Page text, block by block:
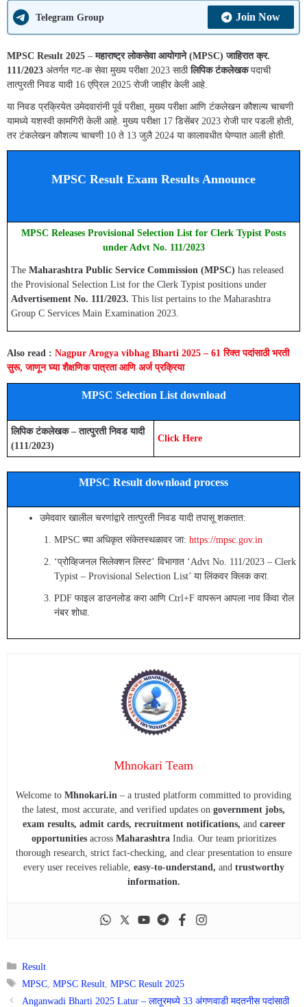
Telegram Group Join Now
MPSC Result 2025 –महाराष्ट्र लोकसेवा आयोगाने (MPSC) जाहिरात क्र.
111/2023 अंतर्गत गट-क सेवा मुख्य परीक्षा 2023 साठीलिपिक टंकलेखकपदाची
तात्पुरती निवड यादी 16 एप्रिल 2025 रोजी जाहीर केली आहे.
या निवड प्रक्रियेत उमेदवारांनी पूर्व परीक्षा, मुख्य परीक्षा आणि टंकलेखन कौशल्य चाचणी
यामध्ये यशस्वी कामगिरी केली आहे. मुख्य परीक्षा 17 डिसेंबर 2023 रोजी पार पडली होती,
तर टंकलेखन कौशल्य चाचणी 10 ते 13 जुलै 2024 या कालावधीत घेण्यात आली होती.
MPSC Result Exam Results Announce
MPSC Releases Provisional Selection List for Clerk Typist Posts
under Advt No. 111/2023
The Maharashtra Public Service Commission (MPSC) has released
the Provisional Selection List for the Clerk Typist positions under
Advertisement No. 111/2023. This list pertains to the Maharashtra
Group C Services Main Examination 2023.
Also read : Nagpur Arogya vibhag Bharti 2025 – 61 रिक्त पदांसाठी भरती
सुरू, जाणून घ्या शैक्षणिक पात्रता आणि अर्ज प्रक्रिया
MPSC Selection List download
लिपिक टंकलेखक – तात्पुरती निवड यादी
(111/2023)
Click Here
MPSC Result download process
उमेदवार खालील चरणांद्वारे तात्पुरती निवड यादी तपासू शकतात:
MPSC च्या अधिकृत संकेतस्थळावर जा: https://mpsc.gov.in
‘प्रोव्हिजनल सिलेक्शन लिस्ट’ विभागात ‘Advt No. 111/2023 – Clerk
Typist – Provisional Selection List’ या लिंकवर क्लिक करा.
PDF फाइल डाउनलोड करा आणि Ctrl+F वापरून आपला नाव किंवा रोल
नंबर शोधा.
Mhnokari Team
Welcome to Mhnokari.in – a trusted platform committed to providing
the latest, most accurate, and verified updates on government jobs,
exam results, admit cards, recruitment notifications, and career
opportunitiesacross MaharashtraIndia. Our team prioritizes
thorough research, strict fact-checking, and clear presentation to ensure
every user receives reliable, easy-to-understand, and trustworthy
information.
Categories
Result
Tags
MPSC ,MPSC Result ,MPSC Result 2025
Anganwadi Bharti 2025 Latur – लातूरमध्ये 33 अंगणवाडी मदतनीस पदांसाठी